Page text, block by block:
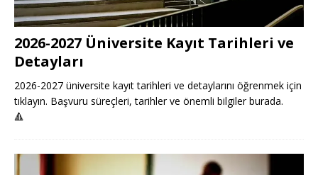
2026-2027 Üniversite Kayıt Tarihleri ve
Detayları
2026-2027 üniversite kayıt tarihleri ve detaylarını öğrenmek için
tıklayın. Başvuru süreçleri, tarihler ve önemli bilgiler burada.
🔺